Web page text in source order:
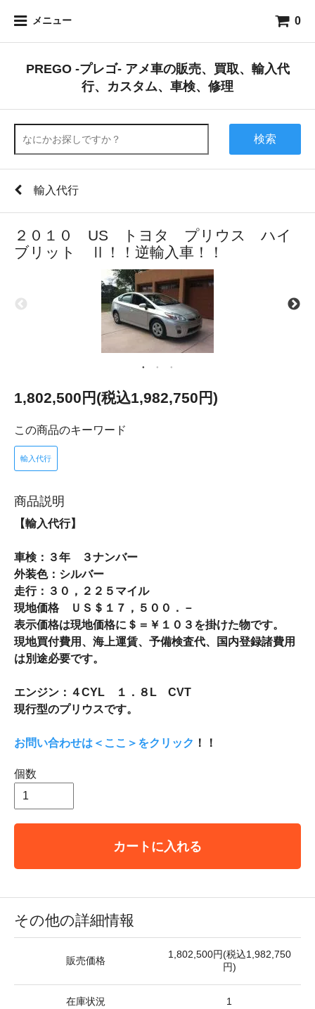
メニュー 0
PREGO -プレゴ- アメ車の販売、買取、輸入代
行、カスタム、車検、修理
検索
輸入代行
２０１０ US トヨタ プリウス ハイ
ブリット Ⅱ！！逆輸入車！！
1,802,500円(税込1,982,750円)
この商品のキーワード
輸入代行
商品説明
【輸入代行】
車検：３年 ３ナンバー
外装色：シルバー
走行：３０，２２５マイル
現地価格 ＵＳ＄１７，５００．－
表示価格は現地価格に＄＝￥１０３を掛けた物です。
現地買付費用、海上運賃、予備検査代、国内登録諸費用
は別途必要です。
エンジン：４CYL １．８L CVT
現行型のプリウスです。
お問い合わせは＜ここ＞をクリック ！！
個数
カートに入れる
その他の詳細情報
販売価格
1,802,500円(税込1,982,750
円)
在庫状況 1